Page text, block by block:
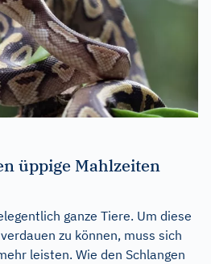
üppige Mahlzeiten
ganze Tiere. Um diese
zu können, muss sich
leisten. Wie den Schlangen